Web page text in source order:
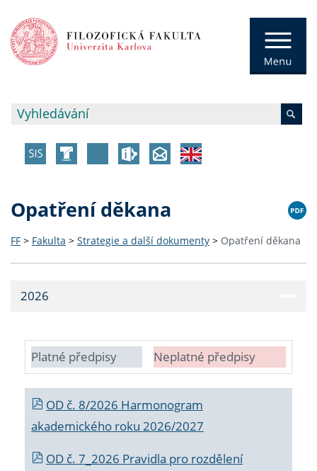
Opatření děkana
FF > Fakulta > Strategie a další dokumenty > Opatření děkana
2026
Platné předpisy Neplatné předpisy
OD č. 8/2026 Harmonogram
akademického roku 2026/2027
OD č. 7_2026 Pravidla pro rozdělení